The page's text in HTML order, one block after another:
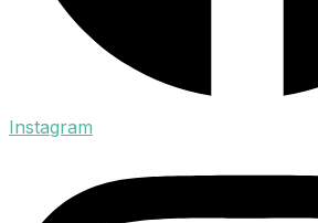
Instagram